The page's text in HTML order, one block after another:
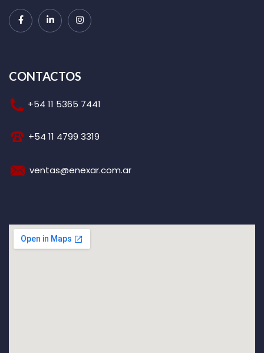
CONTACTOS
+54 11 5365 7441
+54 11 4799 3319
ventas@enexar.com.ar